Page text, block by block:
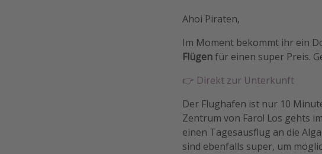
Ahoi Piraten,
Im Moment bekommt ihr ein
Flügenfür einen super Preis.
👉 Direkt zur Unterkunft
Der Flughafen ist nur 10
Zentrum von Faro! Los gehts
einen Tagesausflug an die
sind ebenfalls super, um